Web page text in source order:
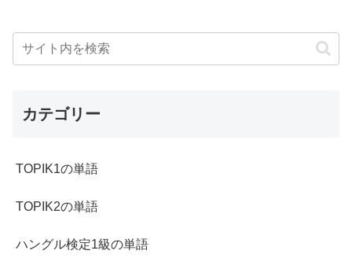
カテゴリー
TOPIK1の単語
TOPIK2の単語
ハングル検定1級の単語